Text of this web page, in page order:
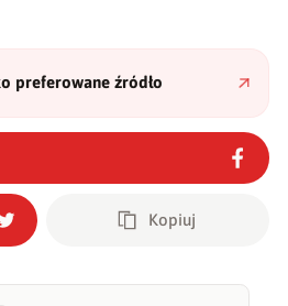
preferowane źródło
Kopiuj